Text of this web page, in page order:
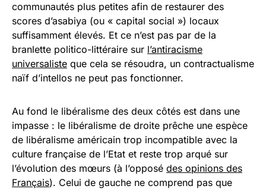
communautés plus petites afin de restaurer des
scores d’asabiya (ou « capital social ») locaux
suffisamment élevés. Et ce n’est pas par de la
branlette politico-littéraire sur l’antiracisme
universaliste que cela se résoudra, un contractualisme
naïf d’intellos ne peut pas fonctionner.
Au fond le libéralisme des deux côtés est dans une
impasse : le libéralisme de droite prêche une espèce
de libéralisme américain trop incompatible avec la
culture française de l’Etat et reste trop arqué sur
l’évolution des mœurs (à l’opposé des opinions des
Français). Celui de gauche ne comprend pas que